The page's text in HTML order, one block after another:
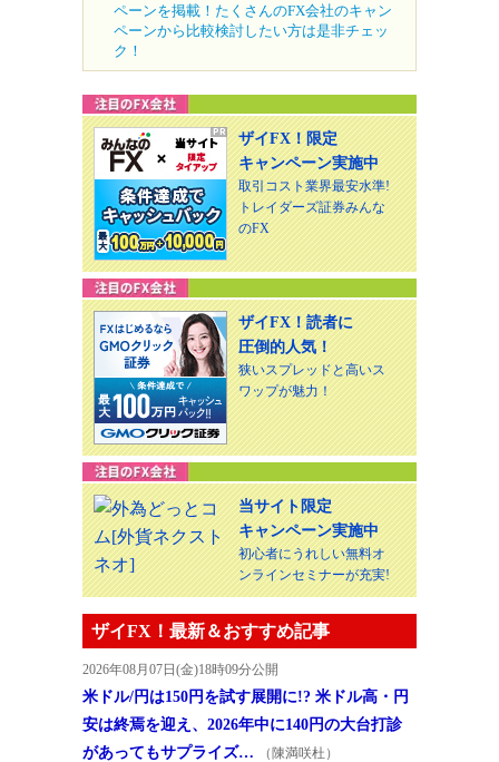
ペーンを掲載！たくさんのFX会社のキャン
ペーンから比較検討したい方は是非チェッ
ク！
ザイFX！限定
キャンペーン実施中
取引コスト業界最安水準!
トレイダーズ証券みんな
のFX
ザイFX！読者に
圧倒的人気！
狭いスプレッドと高いス
ワップが魅力！
当サイト限定
キャンペーン実施中
初心者にうれしい無料オ
ンラインセミナーが充実!
ザイFX！最新＆おすすめ記事
2026年08月07日(金)18時09分公開
米ドル/円は150円を試す展開に!? 米ドル高・円
安は終焉を迎え、2026年中に140円の大台打診
があってもサプライズ…
（陳満咲杜）